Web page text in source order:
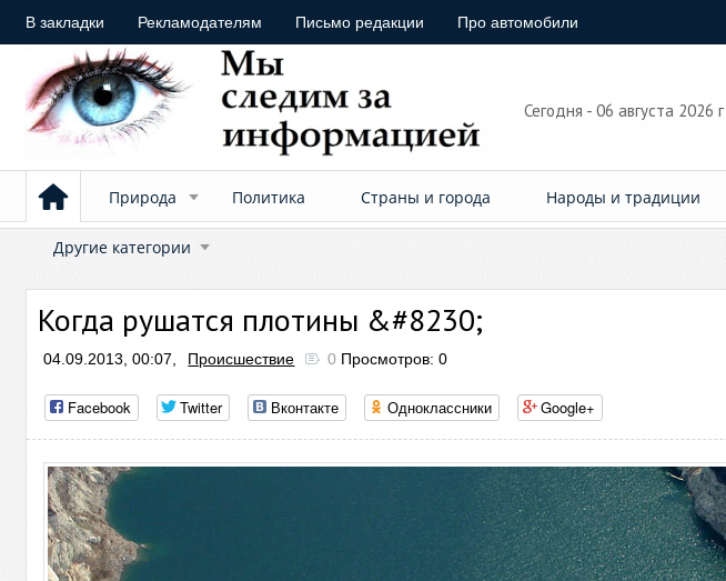
В закладки Рекламодателям Письмо редакции Про автомобили
Сегодня - 06 августа 2026 г
Природа Политика Страны и города Народы и традиции
Другие категории
Когда рушатся плотины &#8230;
04.09.2013, 00:07, Происшествие 0 Просмотров: 0
Facebook Twitter Вконтакте Одноклассники Google+